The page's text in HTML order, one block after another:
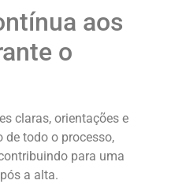
aos
o
claras, orientações e
todo o processo,
para uma
a alta.